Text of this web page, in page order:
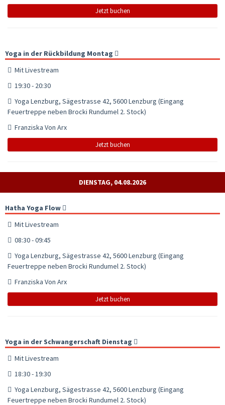
Jetzt buchen
Yoga in der Rückbildung Montag
Mit Livestream
19:30 - 20:30
Yoga Lenzburg, Sägestrasse 42, 5600 Lenzburg (Eingang
Feuertreppe neben Brocki Rundumel 2. Stock)
Franziska Von Arx
Jetzt buchen
DIENSTAG, 04.08.2026
Hatha Yoga Flow
Mit Livestream
08:30 - 09:45
Yoga Lenzburg, Sägestrasse 42, 5600 Lenzburg (Eingang
Feuertreppe neben Brocki Rundumel 2. Stock)
Franziska Von Arx
Jetzt buchen
Yoga in der Schwangerschaft Dienstag
Mit Livestream
18:30 - 19:30
Yoga Lenzburg, Sägestrasse 42, 5600 Lenzburg (Eingang
Feuertreppe neben Brocki Rundumel 2. Stock)